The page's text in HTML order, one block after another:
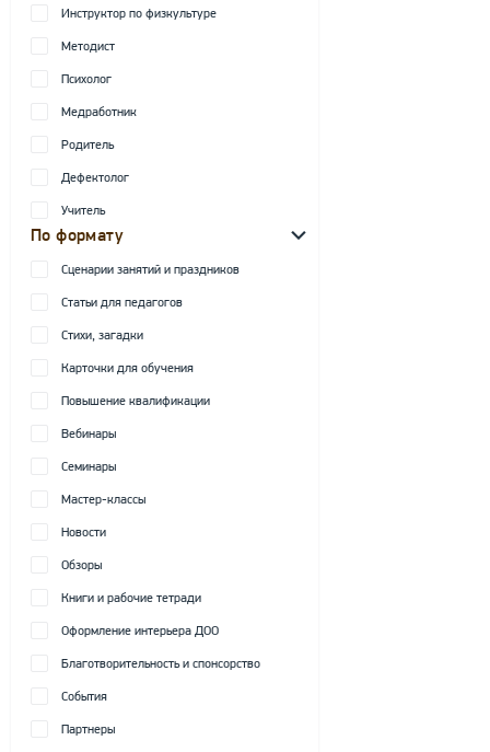
Инструктор по физкультуре
Методист
Психолог
Медработник
Родитель
Дефектолог
Учитель
По формату
Сценарии занятий и праздников
Статьи для педагогов
Стихи, загадки
Карточки для обучения
Повышение квалификации
Вебинары
Семинары
Мастер-классы
Новости
Обзоры
Книги и рабочие тетради
Оформление интерьера ДОО
Благотворительность и спонсорство
События
Партнеры